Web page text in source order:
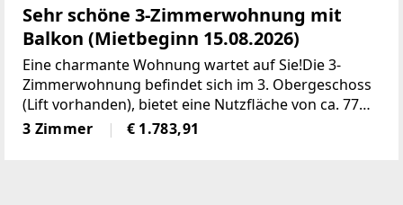
Sehr schöne 3-Zimmerwohnung mit
Balkon (Mietbeginn 15.08.2026)
Eine charmante Wohnung wartet auf Sie!Die 3-
Zimmerwohnung befindet sich im 3. Obergeschoss
(Lift vorhanden), bietet eine Nutzfläche von ca. 77
m² und einen Balkon.Raumaufteilung:+ Wohnraum
mit angrenzender Küche+ 2 Zimmer+ Bad
3 Zimmer € 1.783,91